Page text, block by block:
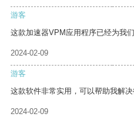
游客
这款加速器VPM应用程序已经为我
2024-02-09
游客
这款软件非常实用，可以帮助我解决
2024-02-09